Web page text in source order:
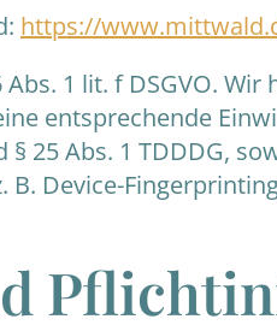
https://
1 lit. f DSGVO.
entsprechende
25 Abs. 1 TDDDG,
Device-